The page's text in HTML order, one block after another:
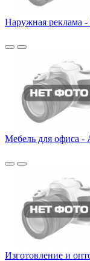
Наружная реклама
Мебель для офиса -
Изготовление и